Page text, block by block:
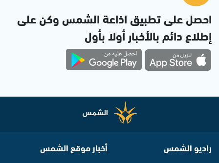
احصل على تطبيق اذاعة الشمس وكن على
إطلاع دائم بالأخبار أولاً بأول
راديو الشمس أخبار موقع الشمس